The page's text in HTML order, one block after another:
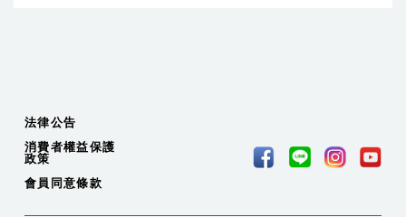
會員同意條款
法律公告
消費者權益保護
政策